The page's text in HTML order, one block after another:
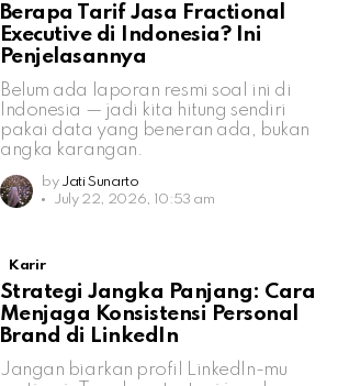
Berapa Tarif Jasa Fractional
Executive di Indonesia? Ini
Penjelasannya
Belum ada laporan resmi soal ini di
Indonesia — jadi kita hitung sendiri
pakai data yang beneran ada, bukan
angka karangan.
by Jati Sunarto
July 22, 2026, 10:53 am
Karir
Strategi Jangka Panjang: Cara
Menjaga Konsistensi Personal
Brand di LinkedIn
Jangan biarkan profil LinkedIn-mu